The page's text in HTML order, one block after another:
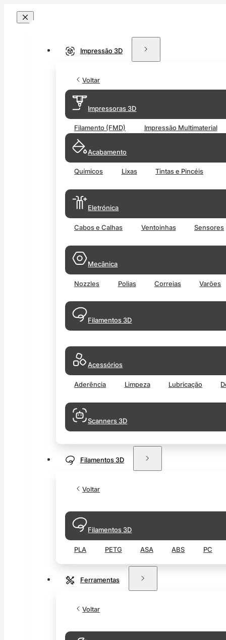
Impressão 3D
Voltar
Impressoras 3D
Filamento (FMD) Impressão Multimaterial
Acabamento
Químicos Lixas Tintas e Pincéis
Eletrónica
Cabos e Calhas Ventoinhas Sensores
Mecânica
Nozzles Polias Correias Varões
Filamentos 3D
Acessórios
Aderência Limpeza Lubricação
Scanners 3D
Filamentos 3D
Voltar
Filamentos 3D
PLA PETG ASA ABS PC
Ferramentas
Voltar